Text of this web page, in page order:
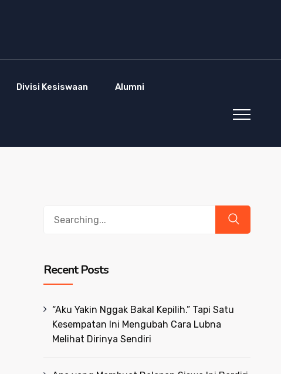
Divisi Kesiswaan Alumni
Recent Posts
“Aku Yakin Nggak Bakal Kepilih.” Tapi Satu
Kesempatan Ini Mengubah Cara Lubna
Melihat Dirinya Sendiri